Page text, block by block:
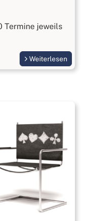
Termine jeweils
Weiterlesen